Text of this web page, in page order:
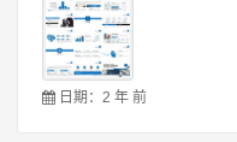
日期：2 年 前